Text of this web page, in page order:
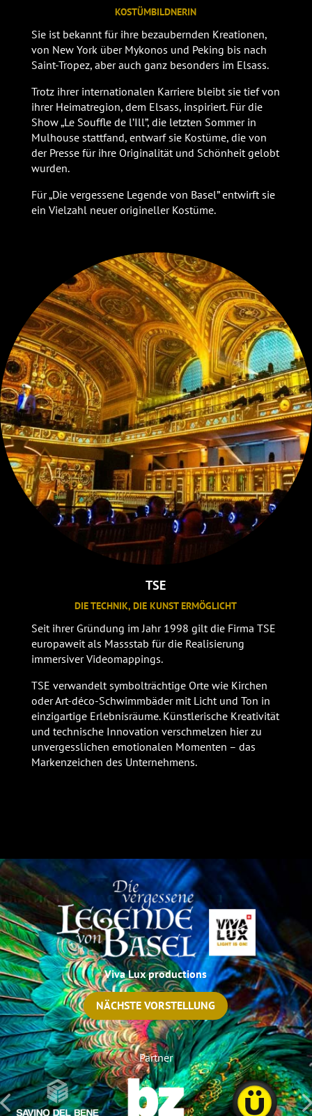
KOSTÜMBILDNERIN
Sie ist bekannt für ihre bezaubernden Kreationen,
von New York über Mykonos und Peking bis nach
Saint-Tropez, aber auch ganz besonders im Elsass.
Trotz ihrer internationalen Karriere bleibt sie tief von
ihrer Heimatregion, dem Elsass, inspiriert. Für die
Show „Le Souffle de l’Ill”, die letzten Sommer in
Mulhouse stattfand, entwarf sie Kostüme, die von
der Presse für ihre Originalität und Schönheit gelobt
wurden.
Für „Die vergessene Legende von Basel” entwirft sie
ein Vielzahl neuer origineller Kostüme.
TSE
DIE TECHNIK, DIE KUNST ERMÖGLICHT
Seit ihrer Gründung im Jahr 1998 gilt die Firma TSE
europaweit als Massstab für die Realisierung
immersiver Videomappings.
TSE verwandelt symbolträchtige Orte wie Kirchen
oder Art-déco-Schwimmbäder mit Licht und Ton in
einzigartige Erlebnisräume. Künstlerische Kreativität
und technische Innovation verschmelzen hier zu
unvergesslichen emotionalen Momenten – das
Markenzeichen des Unternehmens.
Viva Lux productions
NÄCHSTE VORSTELLUNG
Partner